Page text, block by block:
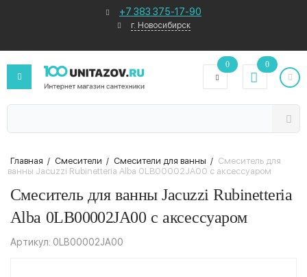
+7 383 375-17-90
г. Новосибирск
0 0
Главная / Смесители / Смесители для ванны / Смеситель для
ванны Jacuzzi Rubinetteria Alba 0LB00002JA00 с аксессуаром
Смеситель для ванны Jacuzzi Rubinetteria
Alba 0LB00002JA00 с аксессуаром
Артикул: 0LB00002JA00